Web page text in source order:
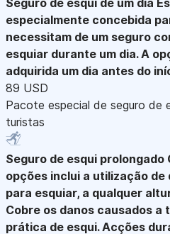
especialmente concebida
necessitam de um seguro
esquiar durante um dia. A
adquirida um dia antes do
89 USD
Pacote especial de seguro de
turistas
Seguro de esqui prolongado
opções inclui a utilização
para esquiar, a qualquer
Cobre os danos causados a
prática de esqui. Acções